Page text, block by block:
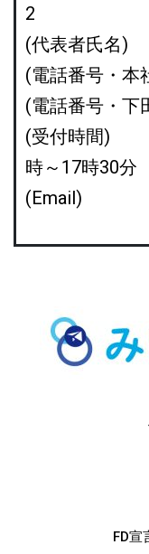
2
(代表者氏
(電話番号・
(電話番号・下
(受付時間
時～17時30分
(Email)
FD宣